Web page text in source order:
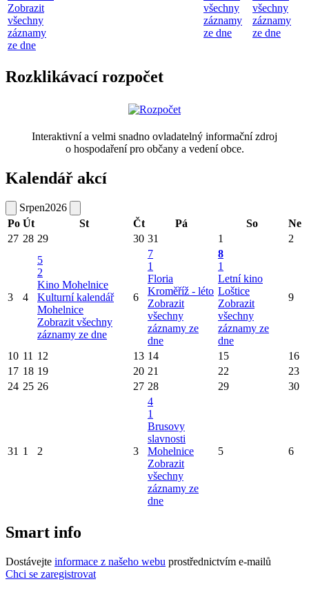
Zobrazit
všechny
záznamy
ze dne
všechny
záznamy
ze dne
všechny
záznamy
ze dne
Rozklikávací rozpočet
Interaktivní a velmi snadno ovladatelný informační zdroj
o hospodaření pro občany a vedení obce.
Kalendář akcí
Srpen2026
Po Út St Čt Pá So
Ne
27 28 29 30 31 1 2
3 4
5
2
Kino Mohelnice
Kulturní kalendář
Mohelnice
Zobrazit všechny
záznamy ze dne
6
7
1
Floria
Kroměříž - léto
Zobrazit
všechny
záznamy ze
dne
8
1
Letní kino
Loštice
Zobrazit
všechny
záznamy ze
dne
9
10 11 12 13 14 15
16
17 18 19 20 21 22
23
24 25 26 27 28 29 30
31 1 2 3
4
1
Brusovy
slavnosti
Mohelnice
Zobrazit
všechny
záznamy ze
dne
5 6
Smart info
Dostávejte informace z našeho webu prostřednictvím e-mailů
Chci se zaregistrovat